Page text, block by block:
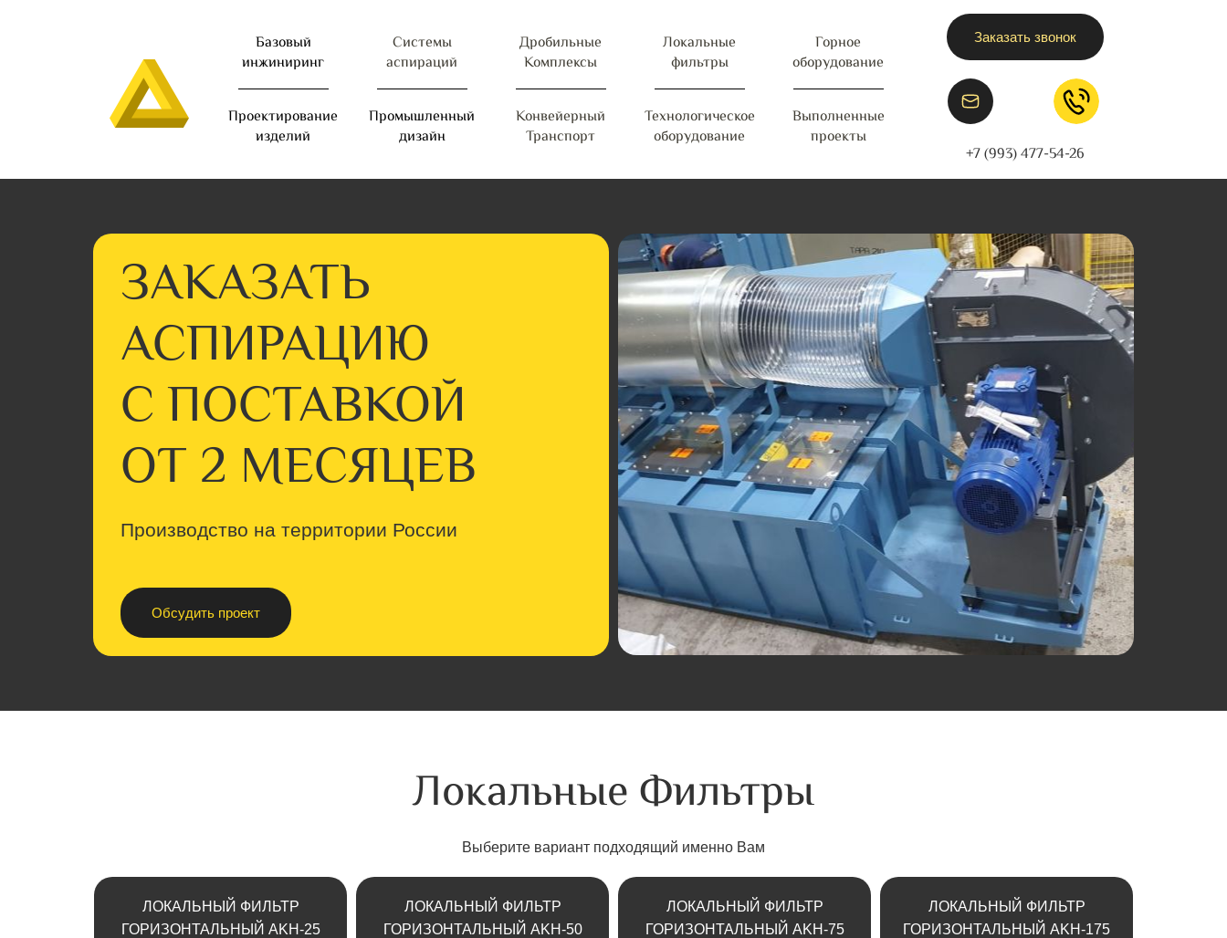
Базовый
инжиниринг
Проектирование
изделий
Системы
аспираций
Промышленный
дизайн
Дробильные
Комплексы
Конвейерный
Транспорт
Локальные
фильтры
Технологическое
оборудование
Горное
оборудование
Выполненные
проекты
Заказать звонок
+7 (993) 477-54-26
ЗАКАЗАТЬ
АСПИРАЦИЮ
С ПОСТАВКОЙ
ОТ 2 МЕСЯЦЕВ
Производство на территории России
Обсудить проект
Локальные Фильтры
Выберите вариант подходящий именно Вам
ЛОКАЛЬНЫЙ ФИЛЬТР
ГОРИЗОНТАЛЬНЫЙ AKH-25
ЛОКАЛЬНЫЙ ФИЛЬТР
ГОРИЗОНТАЛЬНЫЙ AKH-50
ЛОКАЛЬНЫЙ ФИЛЬТР
ГОРИЗОНТАЛЬНЫЙ AKH-75
ЛОКАЛЬНЫЙ ФИЛЬТР
ГОРИЗОНТАЛЬНЫЙ AKH-175